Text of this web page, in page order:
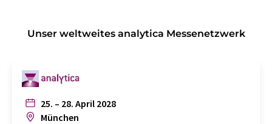
Unser weltweites analytica Messenetzwerk
25. – 28. April 2028
München